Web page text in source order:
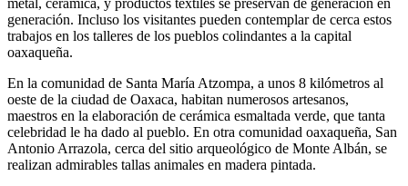
generación. Incluso los visitantes pueden contemplar de cerca estos
trabajos en los talleres de los pueblos colindantes a la capital
oaxaqueña.
En la comunidad de Santa María Atzompa, a unos 8 kilómetros al
oeste de la ciudad de Oaxaca, habitan numerosos artesanos,
maestros en la elaboración de cerámica esmaltada verde, que tanta
celebridad le ha dado al pueblo. En otra comunidad oaxaqueña, San
Antonio Arrazola, cerca del sitio arqueológico de Monte Albán, se
realizan admirables tallas animales en madera pintada.